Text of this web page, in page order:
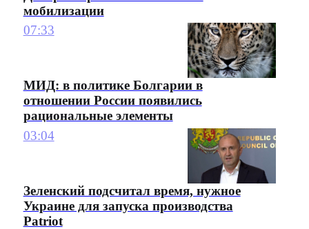
мобилизации
07:33
МИД: в политике Болгарии в
отношении России появились
рациональные элементы
03:04
Зеленский подсчитал время, нужное
Украине для запуска производства
Patriot